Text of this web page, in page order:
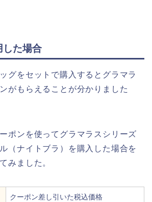
した場合
グをセットで購入するとグラマラ
がもらえることが分かりました
ポンを使ってグラマラスシリーズ
（ナイトブラ）を購入した場合を
みました。
クーポン差し引いた税込価格